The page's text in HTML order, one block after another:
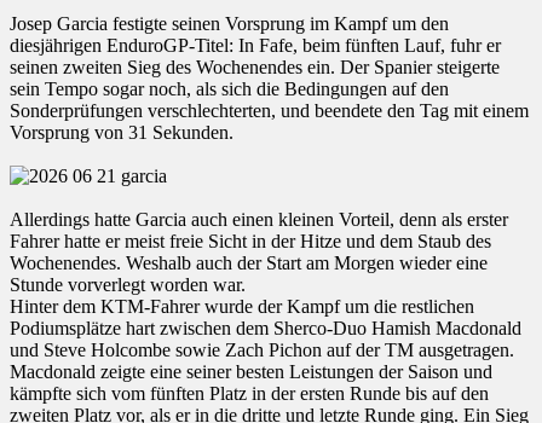
Josep Garcia festigte seinen Vorsprung im Kampf um den
diesjährigen EnduroGP-Titel: In Fafe, beim fünften Lauf, fuhr er
seinen zweiten Sieg des Wochenendes ein. Der Spanier steigerte
sein Tempo sogar noch, als sich die Bedingungen auf den
Sonderprüfungen verschlechterten, und beendete den Tag mit einem
Vorsprung von 31 Sekunden.
Allerdings hatte Garcia auch einen kleinen Vorteil, denn als erster
Fahrer hatte er meist freie Sicht in der Hitze und dem Staub des
Wochenendes. Weshalb auch der Start am Morgen wieder eine
Stunde vorverlegt worden war.
Hinter dem KTM-Fahrer wurde der Kampf um die restlichen
Podiumsplätze hart zwischen dem Sherco-Duo Hamish Macdonald
und Steve Holcombe sowie Zach Pichon auf der TM ausgetragen.
Macdonald zeigte eine seiner besten Leistungen der Saison und
kämpfte sich vom fünften Platz in der ersten Runde bis auf den
zweiten Platz vor, als er in die dritte und letzte Runde ging. Ein Sieg